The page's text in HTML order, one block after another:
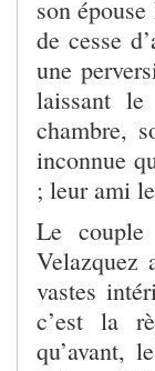
son
de cesse
une
laissant
chambre,
inconnue
; leur ami
Le
Velazquez
vastes
c’est la
qu’avant,